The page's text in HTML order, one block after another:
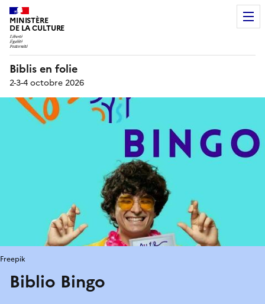
MINISTÈRE
DE LA CULTURE
Biblis en folie
2-3-4 octobre 2026
Biblio Bingo
Freepik